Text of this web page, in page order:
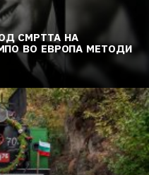
СМРТТА НА
ВО ЕВРОПА МЕТОДИ